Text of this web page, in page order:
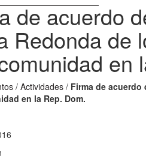
de acuerdo
Redonda de
en
/ Actividades / Firma de
en la Rep. Dom.